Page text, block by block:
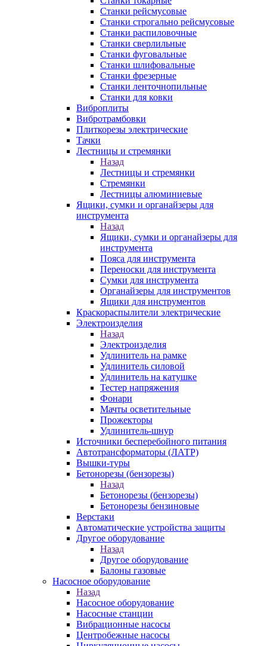
Станки рейсмусовые
Станки строгально рейсмусовые
Станки распиловочные
Станки сверлильные
Станки фуговальные
Станки шлифовальные
Станки фрезерные
Станки ленточнопильные
Станки для ковки
Виброплиты
Вибротрамбовки
Плиткорезы электрические
Тачки
Лестницы и стремянки
Назад
Лестницы и стремянки
Стремянки
Лестницы алюминиевые
Ящики, сумки и органайзеры для
инструмента
Назад
Ящики, сумки и органайзеры для
инструмента
Пояса для инструмента
Переноски для инструмента
Сумки для инструмента
Органайзеры для инструментов
Ящики для инструментов
Краскораспылители электрические
Электроизделия
Назад
Электроизделия
Удлинитель на рамке
Удлинитель силовой
Удлинитель на катушке
Тестер напряжения
Фонари
Мачты осветительные
Прожекторы
Удлинитель-шнур
Источники бесперебойного питания
Автотрансформаторы (ЛАТР)
Вышки-туры
Бетонорезы (бензорезы)
Назад
Бетонорезы (бензорезы)
Бетонорезы бензиновые
Верстаки
Автоматические устройства защиты
Другое оборудование
Назад
Другое оборудование
Балоны газовые
Насосное оборудование
Назад
Насосное оборудование
Насосные станции
Вибрационные насосы
Центробежные насосы